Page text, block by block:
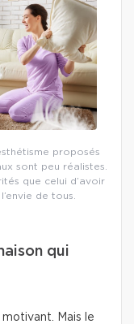
proposés
sont peu réalistes.
que celui d’avoir
de tous.
qui
Mais le